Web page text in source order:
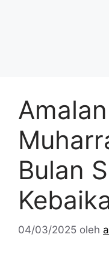
Bulan
04/03/2025 oleh